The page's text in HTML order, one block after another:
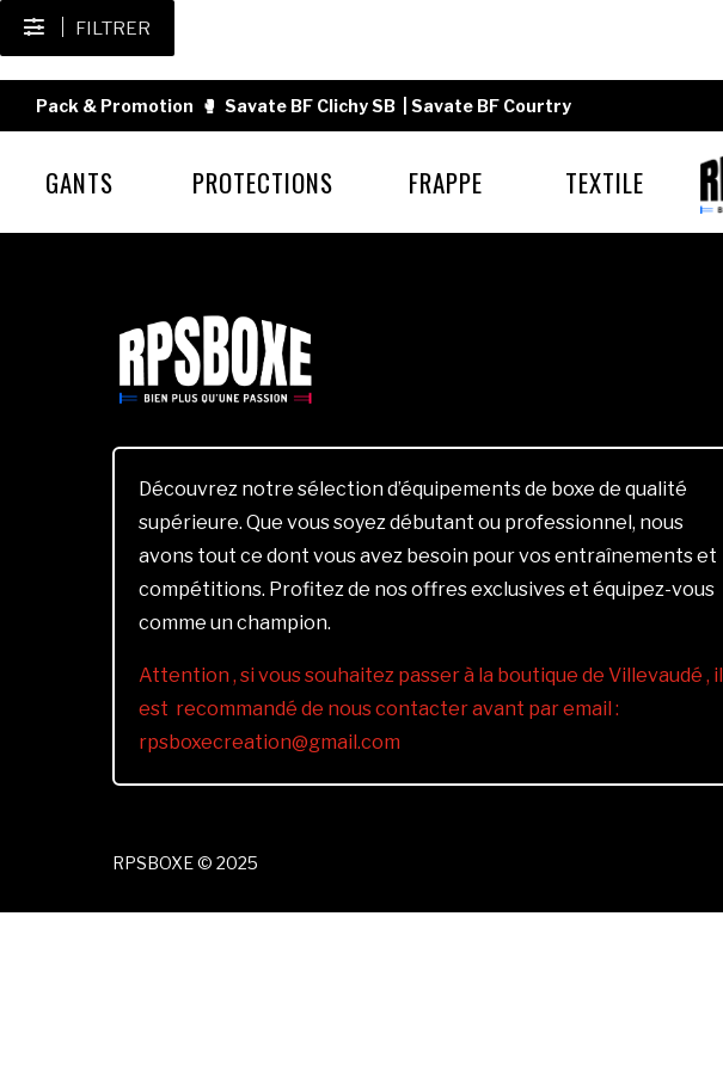
FILTRER
Pack & Promotion 🥊 Savate BF Clichy SB Savate BF Courtry
GANTS PROTECTIONS FRAPPE TEXTILE
Découvrez notre sélection d’équipements de boxe de qualité
supérieure. Que vous soyez débutant ou professionnel, nous
avons tout ce dont vous avez besoin pour vos entraînements et
compétitions. Profitez de nos offres exclusives et équipez-vous
comme un champion.
Attention , si vous souhaitez passer à la boutique de Villevaudé , il
est recommandé de nous contacter avant par email :
rpsboxecreation@gmail.com
RPSBOXE © 2025